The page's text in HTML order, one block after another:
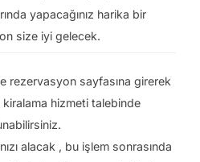
yapacağınız harika bir
size iyi gelecek.
rezervasyon sayfasına girerek
hizmeti talebinde
alacak , bu işlem sonrasında